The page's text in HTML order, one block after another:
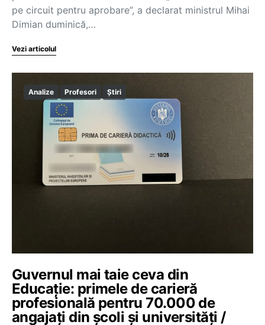
pe circuit pentru aprobare”, a declarat ministrul Mihai
Dimian duminică,…
Vezi articolul
Analize Profesori Știri
Guvernul mai taie ceva din
Educație: primele de carieră
profesională pentru 70.000 de
angajați din școli și universități /